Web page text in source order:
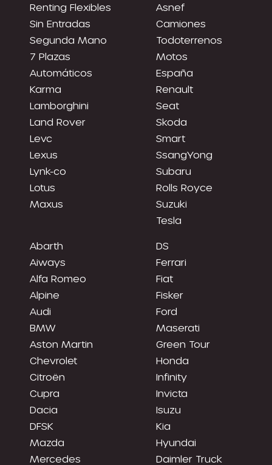
Renting Flexibles
Sin Entradas
Segunda Mano
7 Plazas
Automáticos
Karma
Lamborghini
Land Rover
Levc
Lexus
Lynk-co
Lotus
Maxus
Abarth
Aiways
Alfa Romeo
Alpine
Audi
BMW
Aston Martin
Chevrolet
Citroën
Cupra
Dacia
DFSK
Mazda
Mercedes
DS
Ferrari
Fiat
Fisker
Ford
Maserati
Green Tour
Honda
Infinity
Invicta
Isuzu
Kia
Hyundai
Daimler Truck
Asnef
Camiones
Todoterrenos
Motos
España
Renault
Seat
Skoda
Smart
SsangYong
Subaru
Rolls Royce
Suzuki
Tesla